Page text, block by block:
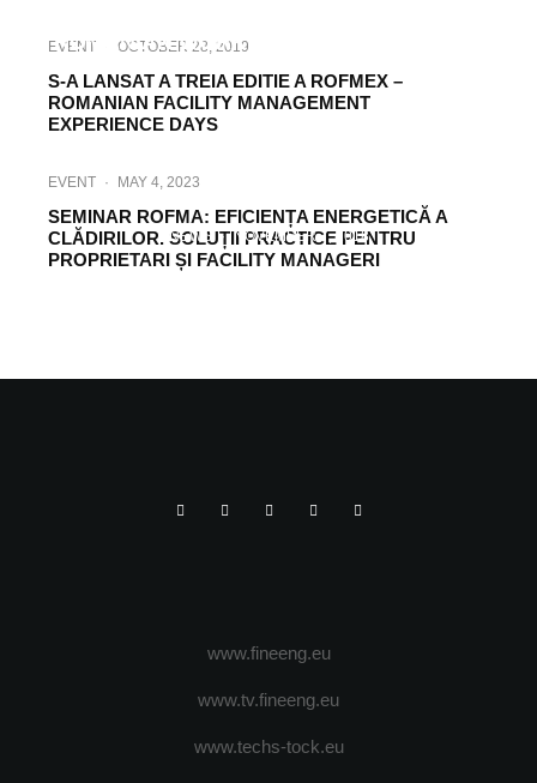
ROMANIAN WORKPLACE MANAGEMENT
EVENT OCTOBER 28, 2019
S-A LANSAT A TREIA EDITIE A ROFMEX –
ROMANIAN FACILITY MANAGEMENT
EXPERIENCE DAYS
EVENT · MAY 4, 2023
SEMINAR ROFMA: EFICIENȚA ENERGETICĂ A
CLĂDIRILOR. SOLUȚII PRACTICE PENTRU
PROPRIETARI ȘI FACILITY MANAGERI
NEWS · NOVEMBER 7, 2018
TOTUL DESPRE WORKPLACE,
EUROPA CENTRALA ȘI DE EST
www.fineeng.eu
www.tv.fineeng.eu
www.techs-tock.eu